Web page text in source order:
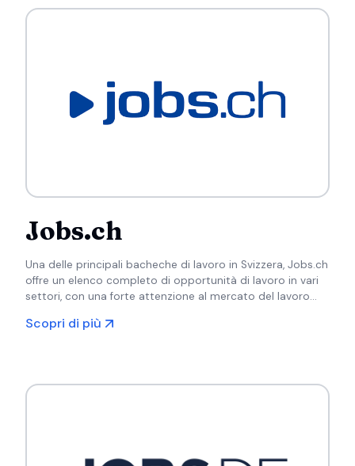
Jobs.ch
Una delle principali bacheche di lavoro in Svizzera, Jobs.ch
offre un elenco completo di opportunità di lavoro in vari
settori, con una forte attenzione al mercato del lavoro
Scopri di più